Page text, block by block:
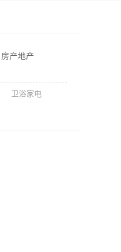
房产地产
卫浴家电